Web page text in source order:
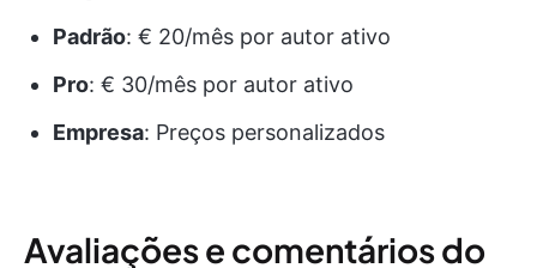
Padrão: € 20/mês por autor ativo
Pro: € 30/mês por autor ativo
Empresa: Preços personalizados
Avaliações e comentários do